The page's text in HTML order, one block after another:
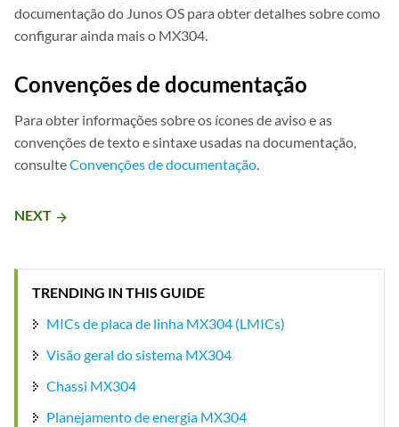
documentação do Junos OS para obter detalhes sobre como
configurar ainda mais o MX304.
Convenções de documentação
Para obter informações sobre os ícones de aviso e as
convenções de texto e sintaxe usadas na documentação,
consulteConvenções de documentação.
NEXT arrow_forward
TRENDING IN THIS GUIDE
MICs de placa de linha MX304 (LMICs)
Visão geral do sistema MX304
Chassi MX304
Planejamento de energia MX304